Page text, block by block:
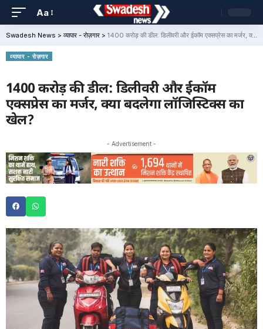
Aa
Swadesh News > व्यापार - रोज़गार > 1400 करोड़ की डील: डिलीवरी और ईकॉम एक्सप्रेस का मर्जर, क्या बदलेगा लॉजिस्टिक्स का खेल?
व्यापार - रोज़गार
1400 करोड़ की डील: डिलीवरी और ईकॉम
एक्सप्रेस का मर्जर, क्या बदलेगा लॉजिस्टिक्स का
खेल?
- Advertisement -